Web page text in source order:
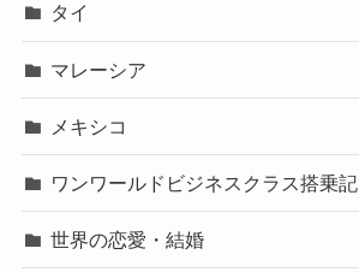
タイ
マレーシア
メキシコ
ワンワールドビジネスクラス搭乗記
世界の恋愛・結婚